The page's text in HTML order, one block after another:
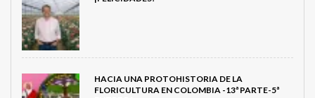
HACIA UNA PROTOHISTORIA DE LA
FLORICULTURA EN COLOMBIA -13ª PARTE-5ª